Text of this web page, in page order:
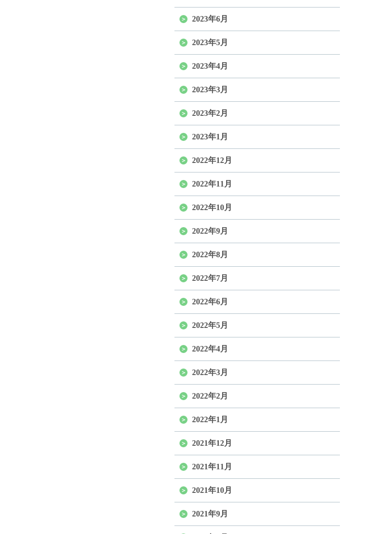
2023年6月
2023年5月
2023年4月
2023年3月
2023年2月
2023年1月
2022年12月
2022年11月
2022年10月
2022年9月
2022年8月
2022年7月
2022年6月
2022年5月
2022年4月
2022年3月
2022年2月
2022年1月
2021年12月
2021年11月
2021年10月
2021年9月